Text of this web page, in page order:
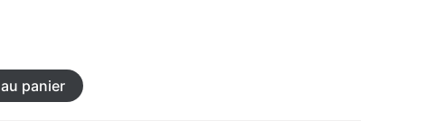
panier